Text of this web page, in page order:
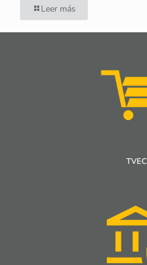
Leer más
TVEC